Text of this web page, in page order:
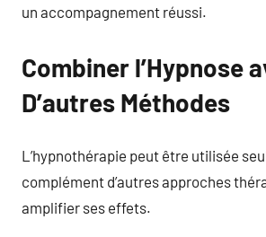
un accompagnement réussi.
Combiner l’Hypnose
D’autres Méthodes
L’hypnothérapie peut être utilisée
complément d’autres approches
amplifier ses effets.